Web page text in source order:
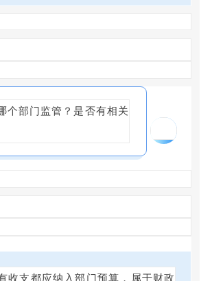
个部门监管？是否有相关
收支都应纳入部门预算，属于财政